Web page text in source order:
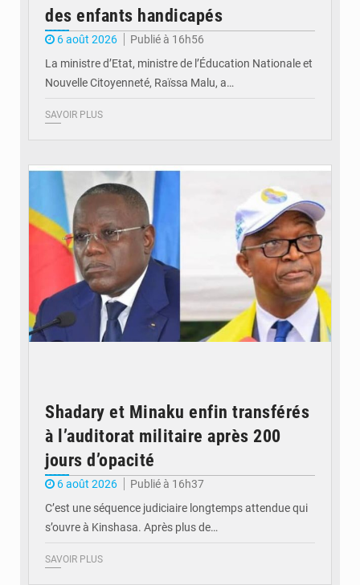
des enfants handicapés
6 août 2026
Publié à 16h56
La ministre d’Etat, ministre de l’Éducation Nationale et
Nouvelle Citoyenneté, Raïssa Malu, a…
SAVOIR PLUS
Shadary et Minaku enfin transférés
à l’auditorat militaire après 200
jours d’opacité
6 août 2026
Publié à 16h37
C’est une séquence judiciaire longtemps attendue qui
s’ouvre à Kinshasa. Après plus de…
SAVOIR PLUS